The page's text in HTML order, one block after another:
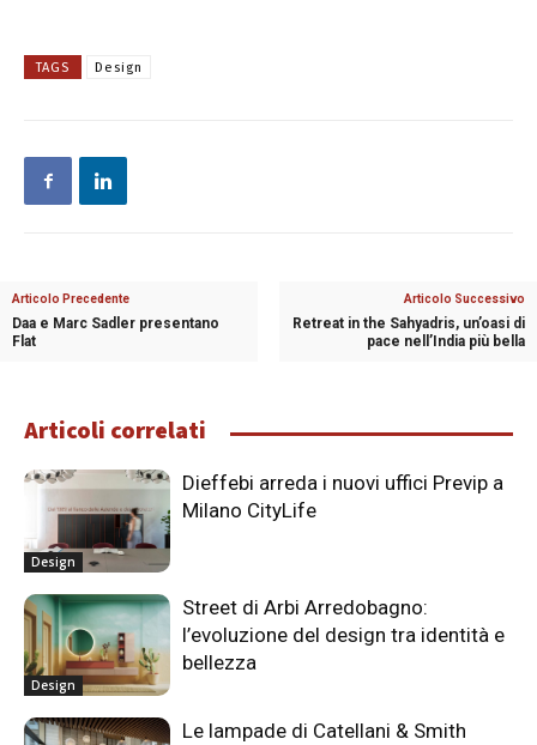
TAGS Design
Articolo Precedente
Daa e Marc Sadler presentano
Flat
Articolo Successivo
Retreat in the Sahyadris, un’oasi di
pace nell’India più bella
Articoli correlati
Design
Dieffebi arreda i nuovi uffici Previp a
Milano CityLife
Design
Street di Arbi Arredobagno:
l’evoluzione del design tra identità e
bellezza
Le lampade di Catellani & Smith